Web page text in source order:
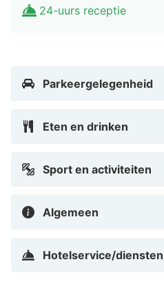
Doe of je thuis bent in één
hebben gratis toiletartikelen
krant en een telefoon met
kilometer. Stadsmuseum van
Erlangen - 0,4 km
Bergkirchweih - 0,8 km
24-uurs receptie
Parkeergelegenheid
Eten en drinken
Sport en activiteiten
Algemeen
Hotelservice/diensten